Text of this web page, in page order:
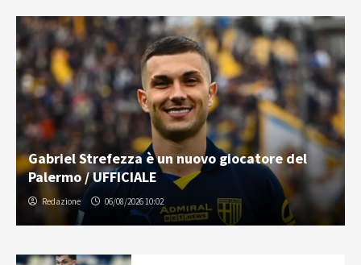
Gabriel Strefezza è un nuovo giocatore del
Palermo / UFFICIALE
Redazione 06/08/2026 10:02